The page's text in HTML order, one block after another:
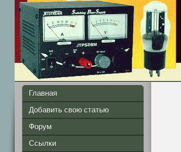
Главная
Добавить свою статью
Форум
Ссылки